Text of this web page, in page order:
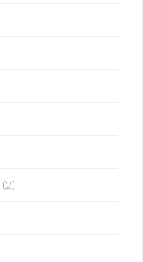
(2)